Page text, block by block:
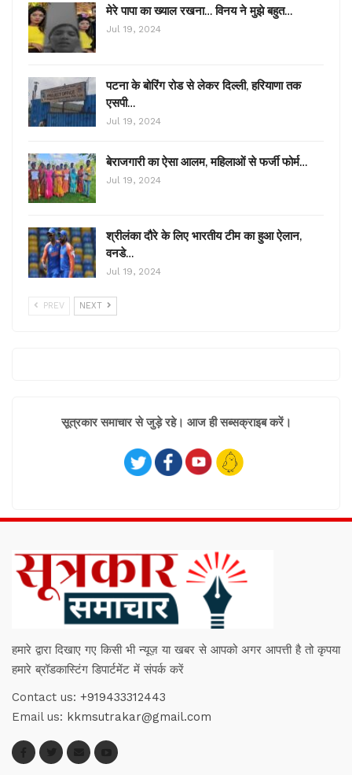
मेरे पापा का ख्याल रखना… विनय ने मुझे बहुत…
Jul 19, 2024
पटना के बोरिंग रोड से लेकर दिल्ली, हरियाणा तक
एसपी…
Jul 19, 2024
बेराजगारी का ऐसा आलम, महिलाओं से फर्जी फोर्म…
Jul 19, 2024
श्रीलंका दौरे के लिए भारतीय टीम का हुआ ऐलान,
वनडे…
Jul 19, 2024
PREV NEXT
सूत्रकार समाचार से जुड़े रहे। आज ही सब्सक्राइब करें।
हमारे द्वारा दिखाए गए किसी भी न्यूज़ या खबर से आपको अगर आपत्ती है तो कृपया
हमारे ब्रॉडकास्टिंग डिपार्टमेंट में संपर्क करें
Contact us: +919433312443
Email us: kkmsutrakar@gmail.com